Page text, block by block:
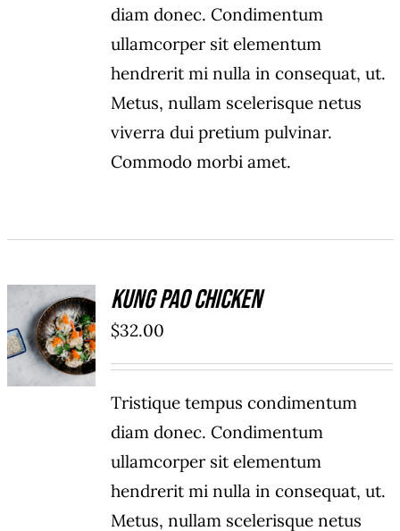
diam donec. Condimentum
ullamcorper sit elementum
hendrerit mi nulla in consequat, ut.
Metus, nullam scelerisque netus
viverra dui pretium pulvinar.
Commodo morbi amet.
ADD TO
CART
/
DÉTAILS
Kung Pao Chicken
$32.00
Tristique tempus condimentum
diam donec. Condimentum
ullamcorper sit elementum
hendrerit mi nulla in consequat, ut.
Metus, nullam scelerisque netus